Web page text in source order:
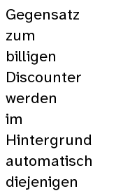
Gegensatz
zum
billigen
Discounter
werden
im
Hintergrund
automatisch
diejenigen